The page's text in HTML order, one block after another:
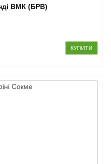
ВМК (БРВ)
КУПИТИ